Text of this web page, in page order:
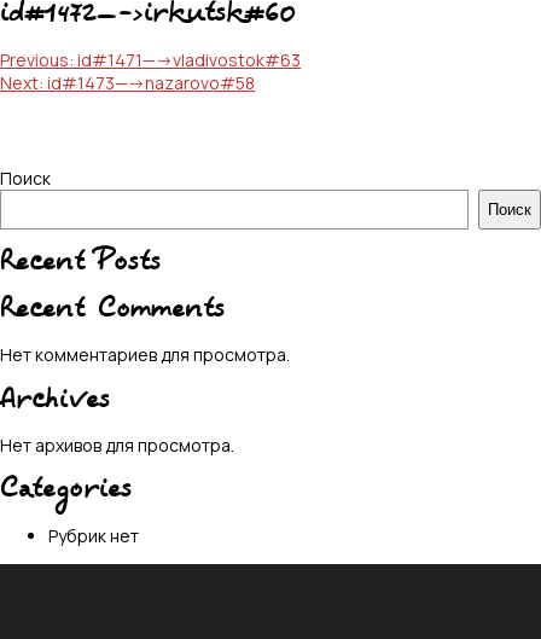
id#1472—->irkutsk#60
Навигация
по
Previous: id#1471—->vladivostok#63
Next: id#1473—->nazarovo#58
Поиск
Поиск
Recent Posts
Recent Comments
Нет комментариев для просмотра.
Archives
Нет архивов для просмотра.
Categories
Рубрик нет